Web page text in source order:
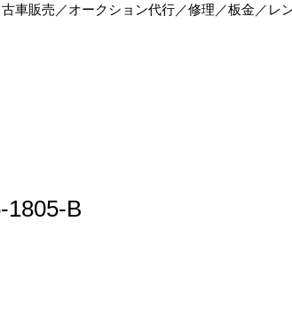
車販売／オークション代行／修理／板金／レ
1805-B